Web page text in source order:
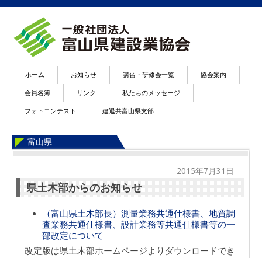
ホーム お知らせ 講習・研修会一覧 協会案内
会員名簿 リンク 私たちのメッセージ
フォトコンテスト 建退共富山県支部
富山県
2015年7月31日
県土木部からのお知らせ
（富山県土木部長）測量業務共通仕様書、地質調
査業務共通仕様書、設計業務等共通仕様書等の一
部改定について
改定版は県土木部ホームページよりダウンロードでき